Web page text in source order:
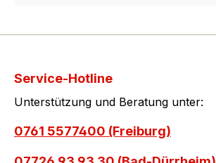
Service-Hotline
Unterstützung und Beratung unter:
0761 5577400 (Freiburg)